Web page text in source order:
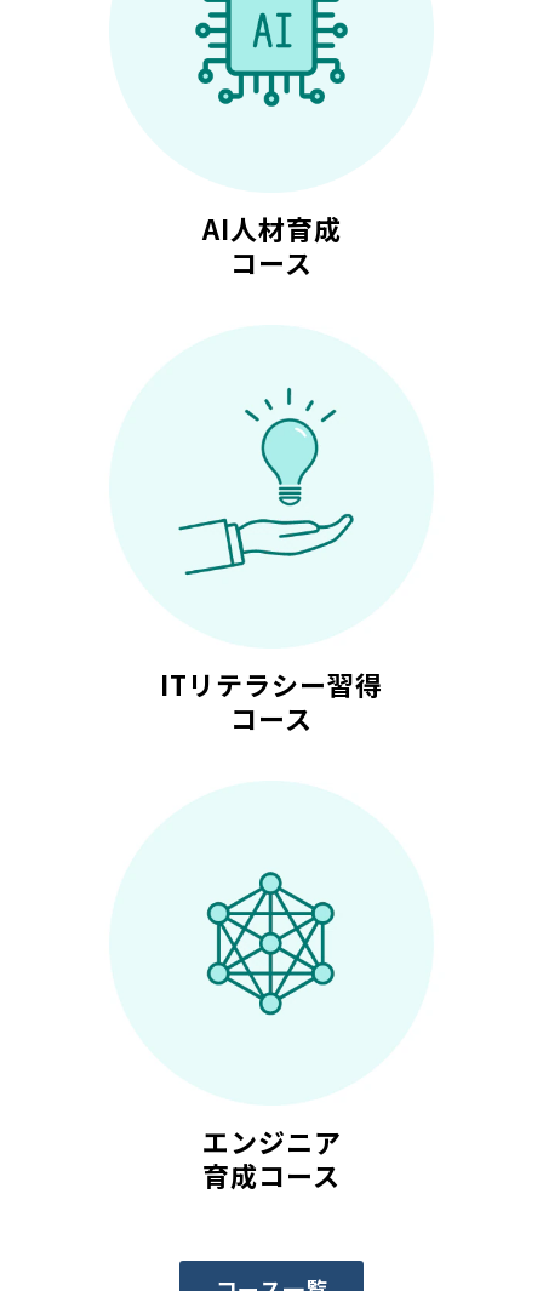
AI人材育成
コース
ITリテラシー習得
コース
エンジニア
育成コース